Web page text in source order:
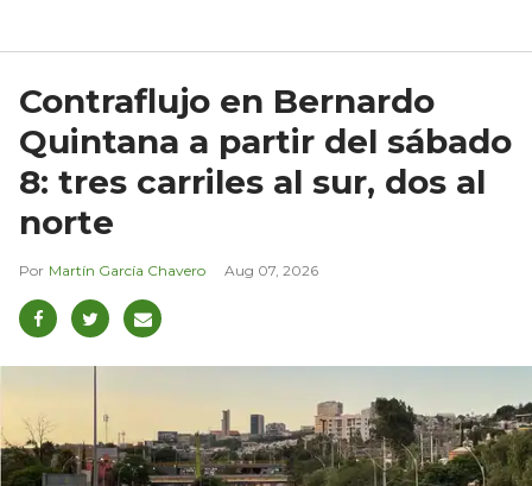
Contraflujo en Bernardo
Quintana a partir del sábado
8: tres carriles al sur, dos al
norte
Martín García Chavero Aug 07, 2026